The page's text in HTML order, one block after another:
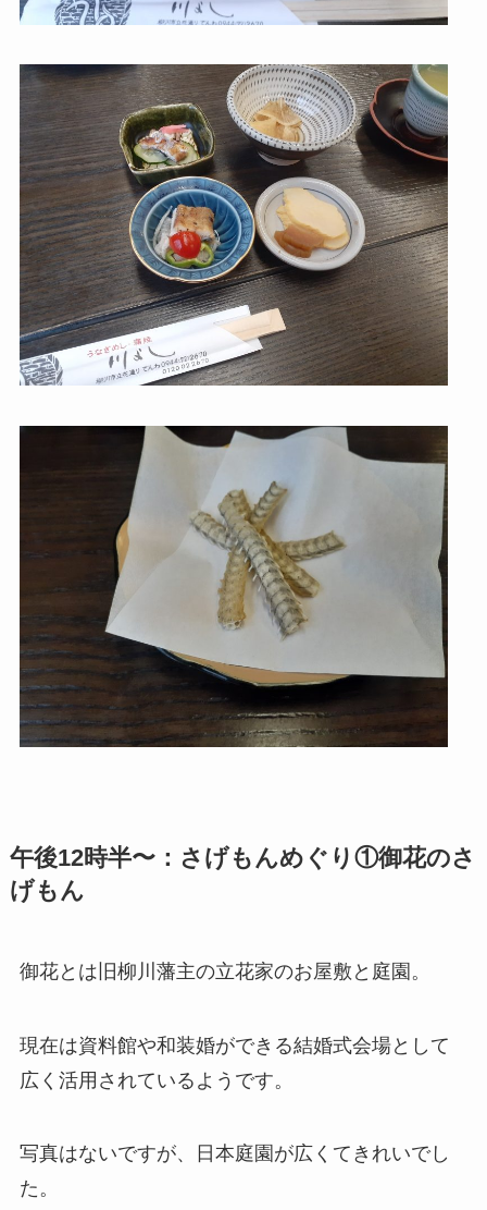
午後12時半〜：さげもんめぐり①御花のさ
げもん
御花とは旧柳川藩主の立花家のお屋敷と庭園。
現在は資料館や和装婚ができる結婚式会場として
広く活用されているようです。
写真はないですが、日本庭園が広くてきれいでし
た。